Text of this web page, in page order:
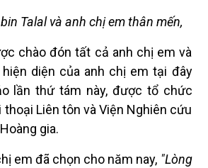
Talal và anh chị em thân mến,
chào đón tất cả anh chị em và
diện của anh chị em tại đây
lần thứ tám này, được tổ chức
Liên tôn và Viện Nghiên cứu
gia.
em đã chọn cho năm nay, "Lòng